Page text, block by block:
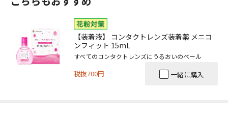
【装着液】 コンタクトレンズ装着薬 メニコ
ンフィット 15mL
すべてのコンタクトレンズにうるおいのベール
税抜700円 一緒に購入